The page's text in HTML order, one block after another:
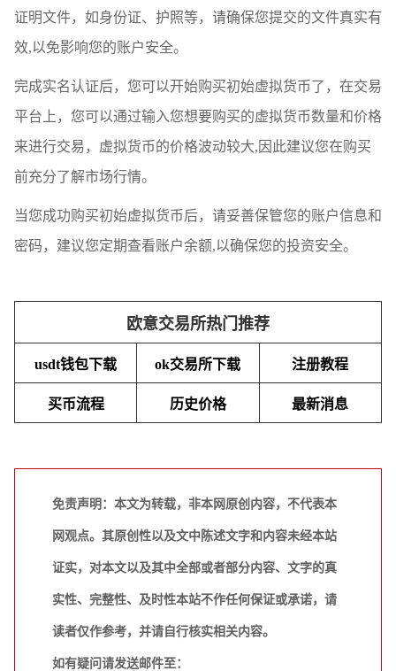
证明文件，如身份证、护照等，请确保您提交的文件真实有
效,以免影响您的账户安全。
完成实名认证后，您可以开始购买初始虚拟货币了，在交易
平台上，您可以通过输入您想要购买的虚拟货币数量和价格
来进行交易，虚拟货币的价格波动较大,因此建议您在购买
前充分了解市场行情。
当您成功购买初始虚拟货币后，请妥善保管您的账户信息和
密码，建议您定期查看账户余额,以确保您的投资安全。
欧意交易所热门推荐
usdt钱包下载 ok交易所下载 注册教程
买币流程 历史价格 最新消息
免责声明：本文为转载，非本网原创内容，不代表本
网观点。其原创性以及文中陈述文字和内容未经本站
证实，对本文以及其中全部或者部分内容、文字的真
实性、完整性、及时性本站不作任何保证或承诺，请
读者仅作参考，并请自行核实相关内容。
如有疑问请发送邮件至：